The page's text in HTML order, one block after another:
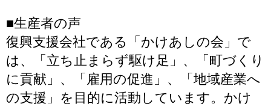
■生産者の声
復興支援会社である「かけあしの会」で
は、「立ち止まらず駆け足」、「町づくり
に貢献」、「雇用の促進」、「地域産業へ
の支援」を目的に活動しています。かけ